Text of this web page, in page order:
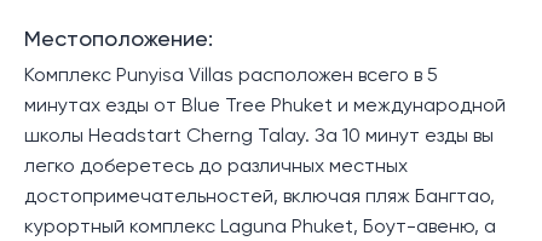
Местоположение:
Комплекс Punyisa Villas расположен всего в 5
минутах езды от Blue Tree Phuket и международной
школы Headstart Cherng Talay. За 10 минут езды вы
легко доберетесь до различных местных
достопримечательностей, включая пляж Бангтао,
курортный комплекс Laguna Phuket, Боут-авеню, а